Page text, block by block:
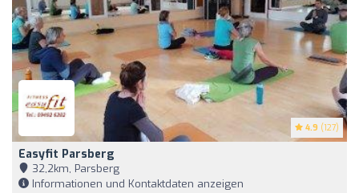
4.9 (127)
Easyfit Parsberg
32,2km, Parsberg
Informationen und Kontaktdaten anzeigen